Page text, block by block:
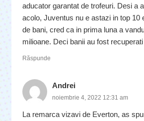
aducator garantat de trofeuri. Desi a
acolo, Juventus nu e astazi in top 10
de bani, cred ca in prima luna a
milioane. Deci banii au fost recuperati
Răspunde
Andrei
noiembrie 4, 2022 12:31 am
La remarca vizavi de Everton, as